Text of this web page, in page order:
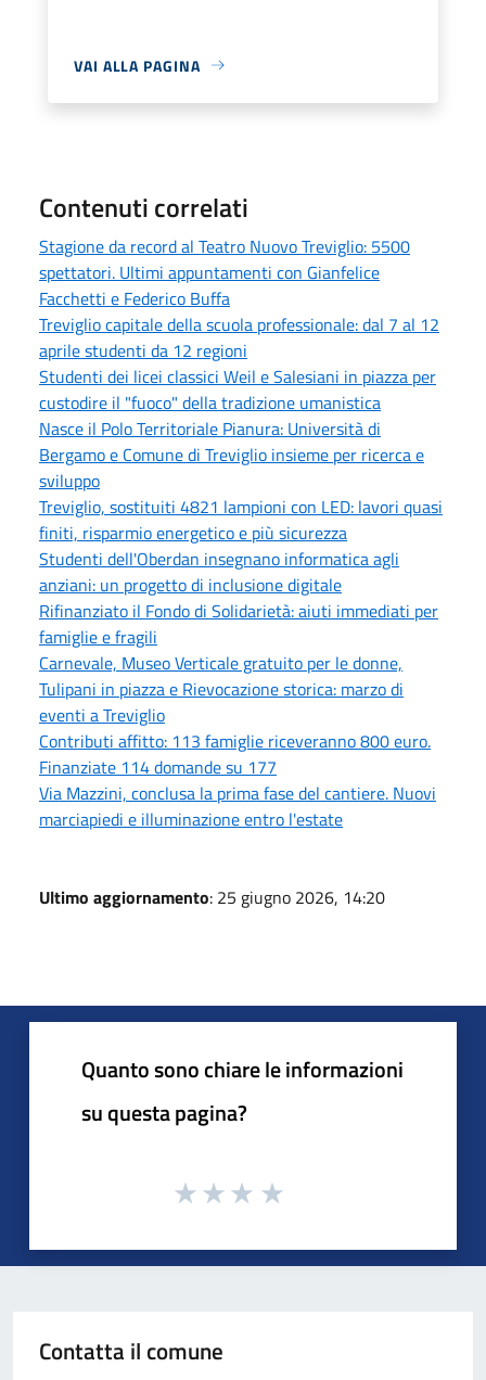
VAI ALLA PAGINA
Contenuti correlati
Stagione da record al Teatro Nuovo Treviglio: 5500
spettatori. Ultimi appuntamenti con Gianfelice
Facchetti e Federico Buffa
Treviglio capitale della scuola professionale: dal 7 al 12
aprile studenti da 12 regioni
Studenti dei licei classici Weil e Salesiani in piazza per
custodire il "fuoco" della tradizione umanistica
Nasce il Polo Territoriale Pianura: Università di
Bergamo e Comune di Treviglio insieme per ricerca e
sviluppo
Treviglio, sostituiti 4821 lampioni con LED: lavori quasi
finiti, risparmio energetico e più sicurezza
Studenti dell'Oberdan insegnano informatica agli
anziani: un progetto di inclusione digitale
Rifinanziato il Fondo di Solidarietà: aiuti immediati per
famiglie e fragili
Carnevale, Museo Verticale gratuito per le donne,
Tulipani in piazza e Rievocazione storica: marzo di
eventi a Treviglio
Contributi affitto: 113 famiglie riceveranno 800 euro.
Finanziate 114 domande su 177
Via Mazzini, conclusa la prima fase del cantiere. Nuovi
marciapiedi e illuminazione entro l'estate
Ultimo aggiornamento: 25 giugno 2026, 14:20
Quanto sono chiare le informazioni
su questa pagina?
Contatta il comune